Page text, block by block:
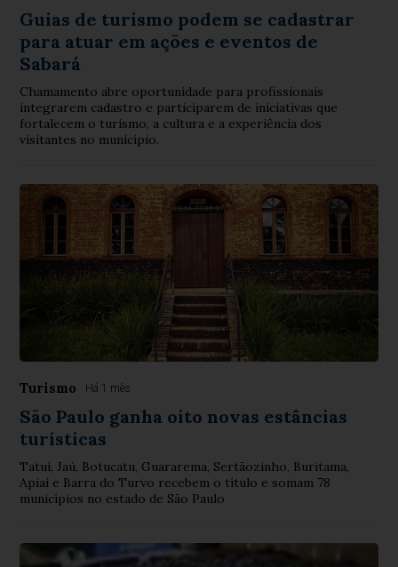
Guias de turismo podem se cadastrar
para atuar em ações e eventos de
Sabará
Chamamento abre oportunidade para profissionais
integrarem cadastro e participarem de iniciativas que
fortalecem o turismo, a cultura e a experiência dos
visitantes no município.
Turismo Há 1 mês
São Paulo ganha oito novas estâncias
turísticas
Tatuí, Jaú, Botucatu, Guararema, Sertãozinho, Buritama,
Apiaí e Barra do Turvo recebem o título e somam 78
municípios no estado de São Paulo